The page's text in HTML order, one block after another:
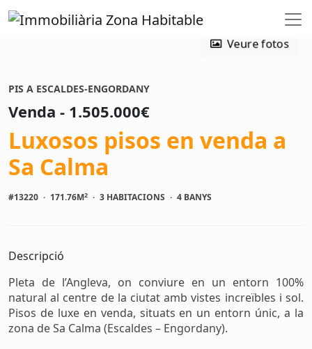
Veure fotos
PIS A ESCALDES-ENGORDANY
Venda - 1.505.000€
Luxosos pisos en venda a
Sa Calma
#13220 · 171.76M2 · 3 HABITACIONS · 4 BANYS
Descripció
Pleta de l’Angleva, on conviure en un entorn 100%
natural al centre de la ciutat amb vistes increïbles i sol.
Pisos de luxe en venda, situats en un entorn únic, a la
zona de Sa Calma (Escaldes – Engordany).